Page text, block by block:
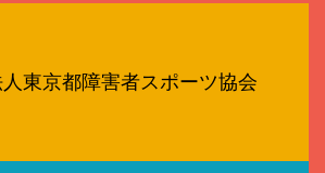
東京都障害者スポーツ協会